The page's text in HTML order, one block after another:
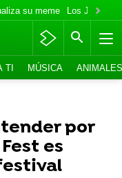
su meme Los Jonas
TI MÚSICA ANIMALES
por
es